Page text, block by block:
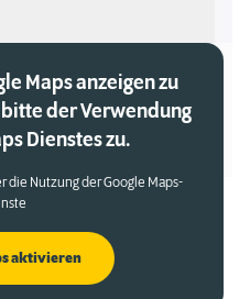
Maps anzeigen zu
der Verwendung
Dienstes zu.
Nutzung der Google Maps-
aktivieren